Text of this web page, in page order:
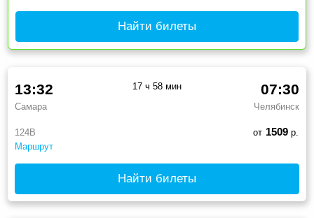
Найти билеты
124В
Маршрут
13:32
Самара
07:30
Челябинск
17 ч 58 мин
от 1509р.
Найти билеты